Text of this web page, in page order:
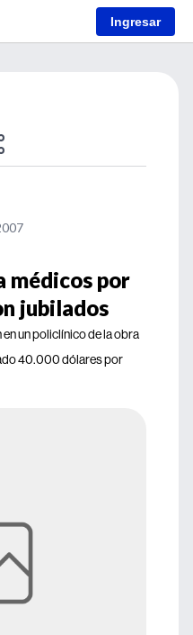
Ingresar
médicos por
jubilados
un policlínico de la obra
40.000 dólares por